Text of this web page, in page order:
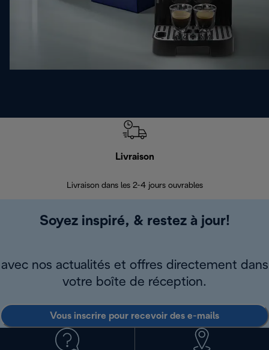
Livraison
Livraison dans les 2-4 jours ouvrables
Soyez inspiré, & restez à jour!
avec nos actualités et offres directement dans
votre boîte de réception.
Vous inscrire pour recevoir des e-mails